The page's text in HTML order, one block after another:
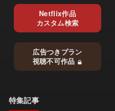
Netflix作品
カスタム検索
広告つきプラン
視聴不可作品
特集記事